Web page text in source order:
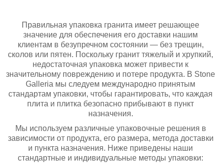
Правильная упаковка гранита имеет решающее
значение для обеспечения его доставки нашим
клиентам в безупречном состоянии — без трещин,
сколов или пятен. Поскольку гранит тяжелый и хрупкий,
недостаточная упаковка может привести к
значительному повреждению и потере продукта. В Stone
Galleria мы следуем международно принятым
стандартам упаковки, чтобы гарантировать, что каждая
плита и плитка безопасно прибывают в пункт
назначения.
Мы используем различные упаковочные решения в
зависимости от продукта, его размера, метода доставки
и пункта назначения. Ниже приведены наши
стандартные и индивидуальные методы упаковки: